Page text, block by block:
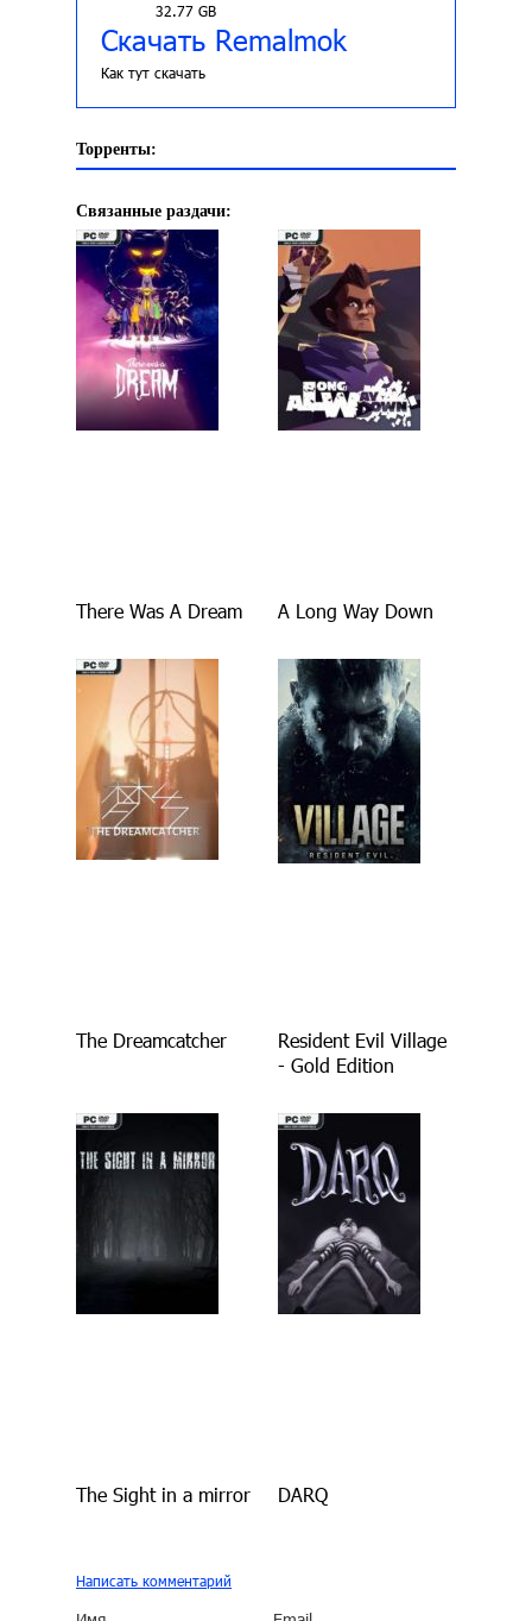
32.77 GB
Скачать Remalmok
Как тут скачать
Торренты:
Связанные раздачи:
There Was A Dream A Long Way Down
The Dreamcatcher
Resident Evil Village
- Gold Edition
The Sight in a mirror DARQ
Написать комментарий